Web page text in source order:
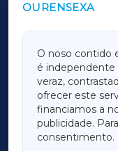
OURENSEXA
O noso contido
é
veraz,
ofrecer este
financiamos a
publicidade.
consentimento.
OUTROS